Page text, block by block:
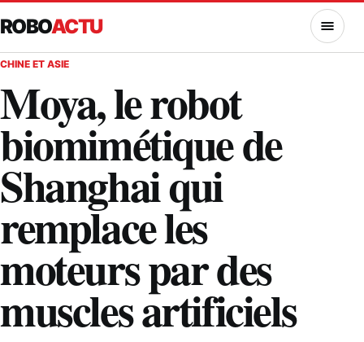
ROBOACTU MENU
CHINE ET ASIE
Moya, le robot
biomimétique de
Shanghai qui
remplace les
moteurs par des
muscles artificiels